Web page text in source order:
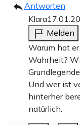
Antworten
Klara
Melden
Warum hat
Wahrheit?
Und wer ist
hinterher
natürlich.